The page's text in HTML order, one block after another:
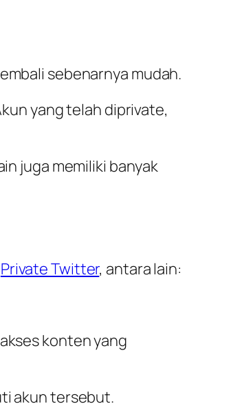
sebenarnya mudah.
yang telah diprivate,
juga memiliki banyak
Private Twitter, antara lain:
konten yang
akun tersebut.